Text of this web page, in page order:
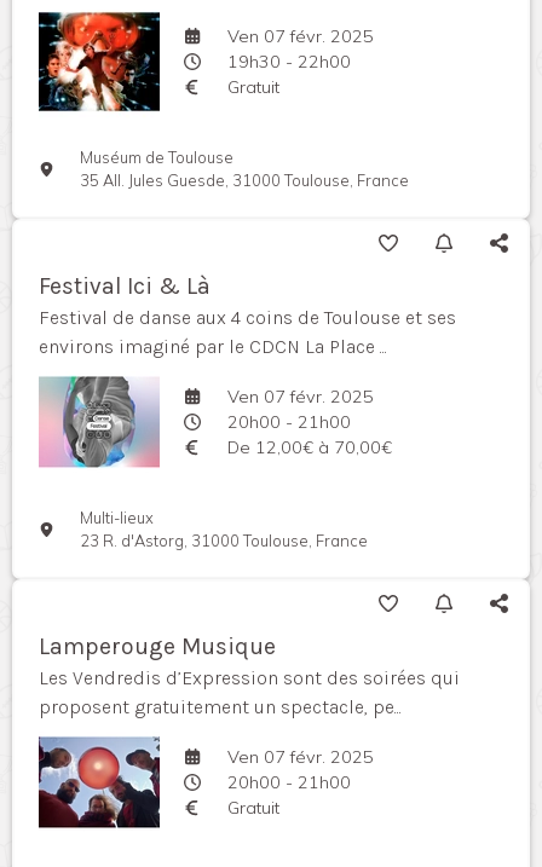
Ven 07 févr. 2025
19h30 - 22h00
Gratuit
Muséum de Toulouse
35 All. Jules Guesde, 31000 Toulouse, France
Festival Ici & Là
Festival de danse aux 4 coins de Toulouse et ses
environs imaginé par le CDCN La Place ...
Ven 07 févr. 2025
20h00 - 21h00
De 12,00€ à 70,00€
Multi-lieux
23 R. d'Astorg, 31000 Toulouse, France
Lamperouge Musique
Les Vendredis d’Expression sont des soirées qui
proposent gratuitement un spectacle, pe...
Ven 07 févr. 2025
20h00 - 21h00
Gratuit